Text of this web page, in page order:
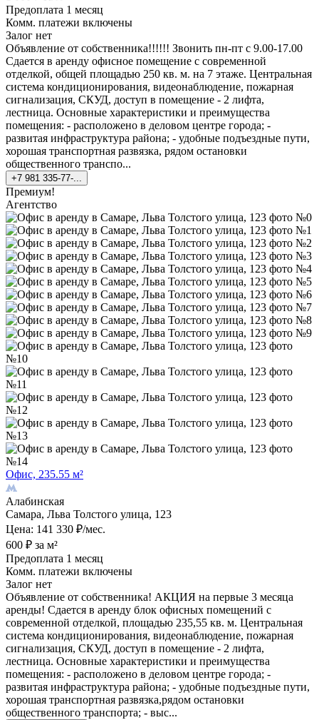
Предоплата 1 месяц
Комм. платежи включены
Залог нет
Объявление от собственника!!!!!! Звонить пн-пт с 9.00-17.00
Сдается в аренду офисное помещение с современной
отделкой, общей площадью 250 кв. м. на 7 этаже. Центральная
система кондиционирования, видеонаблюдение, пожарная
сигнализация, СКУД, доступ в помещение - 2 лифта,
лестница. Основные характеристики и преимущества
помещения: - расположено в деловом центре города; -
развитая инфраструктура района; - удобные подъездные пути,
хорошая транспортная развязка, рядом остановки
общественного транспо...
+7 981 335-77-...
Премиум!
Агентство
Офис, 235.55 м²
Алабинская
Самара, Льва Толстого улица, 123
Цена: 141 330 ₽/мес.
600 ₽ за м²
Предоплата 1 месяц
Комм. платежи включены
Залог нет
Объявление от собственника! АКЦИЯ на первые 3 месяца
аренды! Сдается в аренду блок офисных помещений с
современной отделкой, площадью 235,55 кв. м. Центральная
система кондиционирования, видеонаблюдение, пожарная
сигнализация, СКУД, доступ в помещение - 2 лифта,
лестница. Основные характеристики и преимущества
помещения: - расположено в деловом центре города; -
развитая инфраструктура района; - удобные подъездные пути,
хорошая транспортная развязка,рядом остановки
общественного транспорта; - выс...